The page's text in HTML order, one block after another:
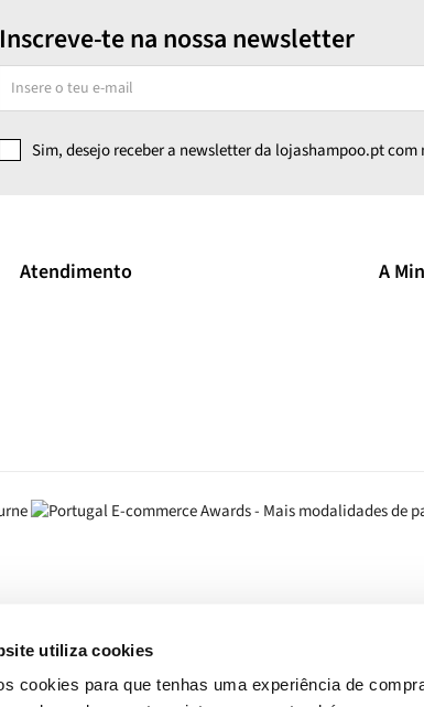
utiliza cookies
cookies para que tenhas uma experiência de
Inscreve-te na nossa newsletter
Sim, desejo receber a newsletter da lojashampoo.pt
Atendimento A